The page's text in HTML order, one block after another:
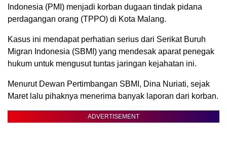
Indonesia (PMI) menjadi korban dugaan tindak pidana
perdagangan orang (TPPO) di Kota Malang.
Kasus ini mendapat perhatian serius dari Serikat Buruh
Migran Indonesia (SBMI) yang mendesak aparat penegak
hukum untuk mengusut tuntas jaringan kejahatan ini.
Menurut Dewan Pertimbangan SBMI, Dina Nuriati, sejak
Maret lalu pihaknya menerima banyak laporan dari korban.
ADVERTISEMENT